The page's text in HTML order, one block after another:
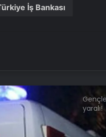
İş Bankası
yaralı!